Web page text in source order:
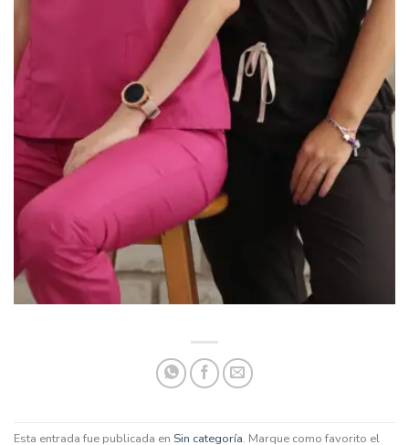
Esta entrada fue publicada en Sin categoría. Marque como favorito el